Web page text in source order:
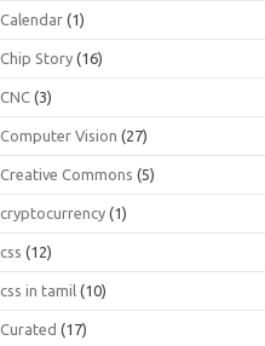
Calendar (1)
Chip Story (16)
CNC (3)
Computer Vision (27)
Creative Commons (5)
cryptocurrency (1)
css (12)
css in tamil (10)
Curated (17)